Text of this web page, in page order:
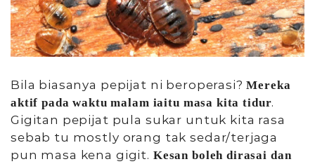
Bila biasanya pepijat ni beroperasi?Mereka
aktif pada waktu malam iaitu masa kita tidur.
Gigitan pepijat pula sukar untuk kita rasa
sebab tu mostly orang tak sedar/terjaga
pun masa kena gigit. Kesan boleh dirasai dan